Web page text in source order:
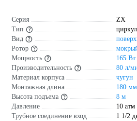
Серия
ZX
Тип
Вид
Ротор
Мощность
165 Вт
Производительность
80 л/
Материал корпуса
чугун
Монтажная длина
180 мм
Высота подъема
8 м
Давление
10 атм
Трубное соединение вход
1 1/2